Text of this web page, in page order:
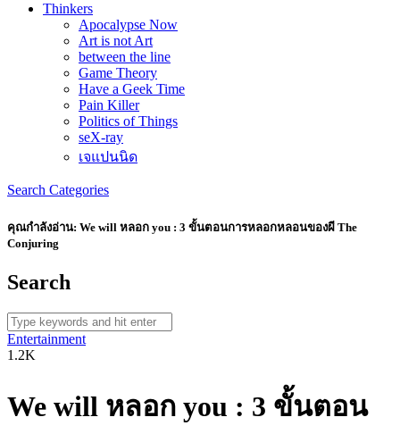
Thinkers
Apocalypse Now
Art is not Art
between the line
Game Theory
Have a Geek Time
Pain Killer
Politics of Things
seX-ray
เจแปนนิด
Search Categories
คุณกำลังอ่าน: We will หลอก you : 3 ขั้นตอนการหลอกหลอนของผี The
Conjuring
Search
Entertainment
1.2K
We will หลอก you : 3 ขั้นตอน